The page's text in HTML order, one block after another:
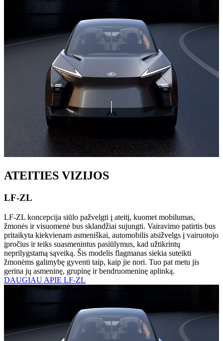
ATEITIES VIZIJOS
LF-ZL
LF-ZL koncepcija siūlo pažvelgti į ateitį, kuomet mobilumas,
žmonės ir visuomenė bus sklandžiai sujungti. Vairavimo patirtis bus
pritaikyta kiekvienam asmeniškai, automobilis atsižvelgs į vairuotojo
įpročius ir teiks suasmenintus pasiūlymus, kad užtikrintų
neprilygstamą sąveiką. Šis modelis flagmanas siekia suteikti
žmonėms galimybę gyventi taip, kaip jie nori. Tuo pat metu jis
gerina jų asmeninę, grupinę ir bendruomeninę aplinką.
DAUGIAU APIE LF-ZL